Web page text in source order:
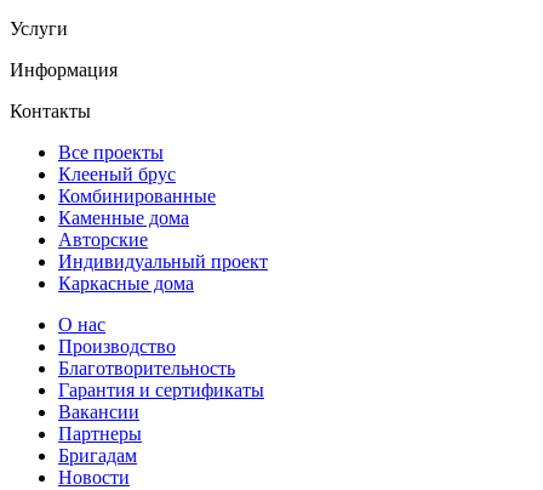
Услуги
Информация
Контакты
Все проекты
Клееный брус
Комбинированные
Каменные дома
Авторские
Индивидуальный проект
Каркасные дома
О нас
Производство
Благотворительность
Гарантия и сертификаты
Вакансии
Партнеры
Бригадам
Новости